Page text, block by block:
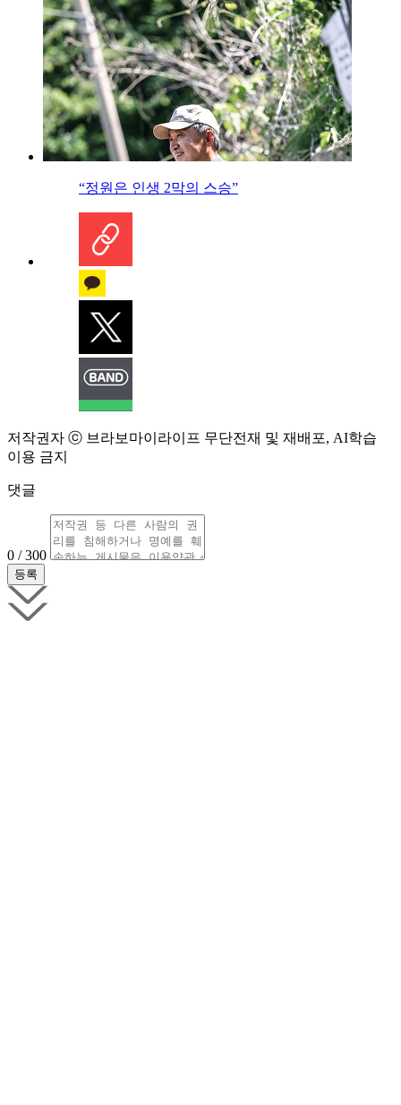
“정원은 인생 2막의 스승”
저작권자 ⓒ 브라보마이라이프 무단전재 및 재배포, AI학습
이용 금지
댓글
0 / 300